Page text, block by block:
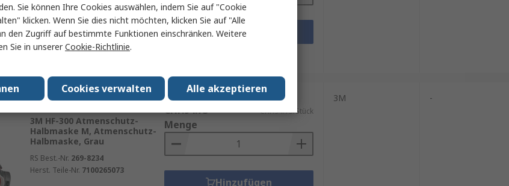
RS Best.-Nr.270-8200
Herst. Teile-Nr.ASRAS0002BH
Hinzufügen
Auf Lager
3M HF-300 Atmenschutz-
Halbmaske M, Atmenschutz-
Halbmaske, Grau
RS Best.-Nr. 269-8234
Herst. Teile-Nr. 7100265073
Zwischensumme (1 Stück)
CHF.94.73 CHF.94.73/Stück
Menge
Hinzufügen
3M -
Sie können Ihre Cookies auswählen, indem Sie auf "Cookie
klicken. Wenn Sie dies nicht möchten, klicken Sie auf "Alle
den Zugriff auf bestimmte Funktionen einschränken. Weitere
Sie in unsererCookie-Richtlinie.
Alle akzeptieren
Cookies verwalten